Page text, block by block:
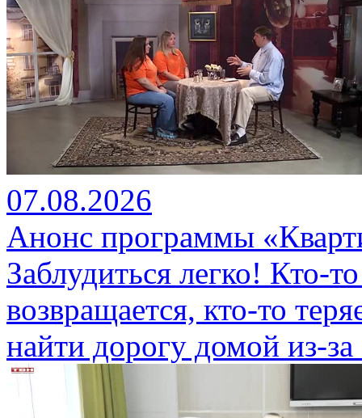
07.08.2026
Анонс программы
Заблудиться легко! Кто-
возвращается, кто-то
найти дорогу домой из-за